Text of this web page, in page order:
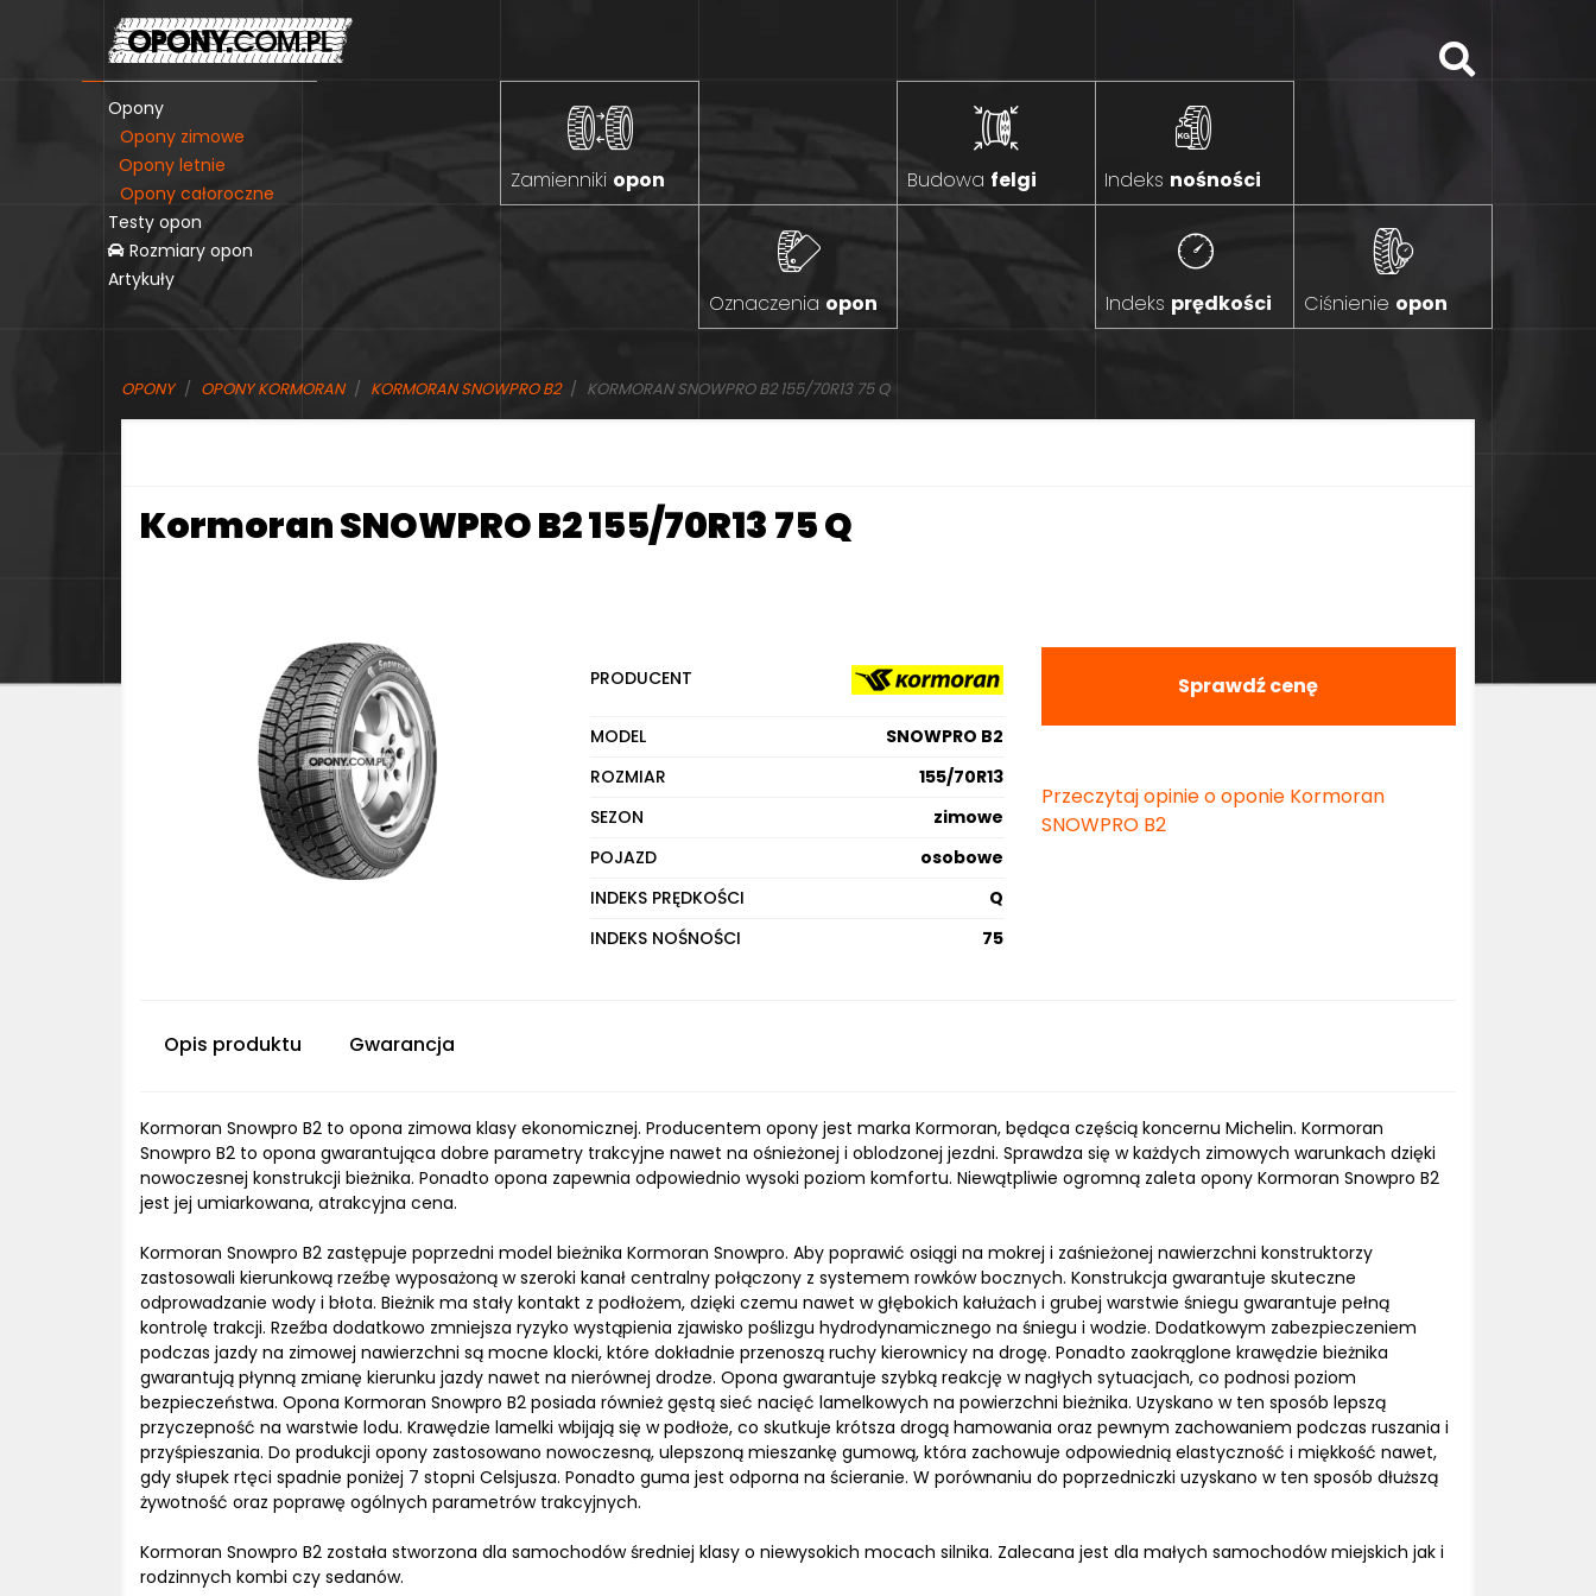
Opony
Opony zimowe
Opony letnie
Opony całoroczne
Testy opon
Rozmiary opon
Artykuły
Zamienniki opon Budowa felgi Indeks nośności
Indeks prędkości Ciśnienie opon
Oznaczenia opon
OPONY OPONY KORMORAN KORMORAN SNOWPRO B2 KORMORAN SNOWPRO B2 155/70R13 75 Q
Kormoran SNOWPRO B2 155/70R13 75 Q
PRODUCENT
MODEL
SNOWPRO B2
ROZMIAR
155/70R13
SEZON
zimowe
POJAZD
osobowe
INDEKS PRĘDKOŚCI
Q
INDEKS NOŚNOŚCI
75
Sprawdź cenę
Przeczytaj opinie o oponie Kormoran
SNOWPRO B2
Opis produktu Gwarancja
Kormoran Snowpro B2 to opona zimowa klasy ekonomicznej. Producentem opony jest marka Kormoran, będąca częścią koncernu Michelin. Kormoran
Snowpro B2 to opona gwarantująca dobre parametry trakcyjne nawet na ośnieżonej i oblodzonej jezdni. Sprawdza się w każdych zimowych warunkach dzięki
nowoczesnej konstrukcji bieżnika. Ponadto opona zapewnia odpowiednio wysoki poziom komfortu. Niewątpliwie ogromną zaleta opony Kormoran Snowpro B2
jest jej umiarkowana, atrakcyjna cena.
Kormoran Snowpro B2 zastępuje poprzedni model bieżnika Kormoran Snowpro. Aby poprawić osiągi na mokrej i zaśnieżonej nawierzchni konstruktorzy
zastosowali kierunkową rzeźbę wyposażoną w szeroki kanał centralny połączony z systemem rowków bocznych. Konstrukcja gwarantuje skuteczne
odprowadzanie wody i błota. Bieżnik ma stały kontakt z podłożem, dzięki czemu nawet w głębokich kałużach i grubej warstwie śniegu gwarantuje pełną
kontrolę trakcji. Rzeźba dodatkowo zmniejsza ryzyko wystąpienia zjawisko poślizgu hydrodynamicznego na śniegu i wodzie. Dodatkowym zabezpieczeniem
podczas jazdy na zimowej nawierzchni są mocne klocki, które dokładnie przenoszą ruchy kierownicy na drogę. Ponadto zaokrąglone krawędzie bieżnika
gwarantują płynną zmianę kierunku jazdy nawet na nierównej drodze. Opona gwarantuje szybką reakcję w nagłych sytuacjach, co podnosi poziom
bezpieczeństwa. Opona Kormoran Snowpro B2 posiada również gęstą sieć nacięć lamelkowych na powierzchni bieżnika. Uzyskano w ten sposób lepszą
przyczepność na warstwie lodu. Krawędzie lamelki wbijają się w podłoże, co skutkuje krótsza drogą hamowania oraz pewnym zachowaniem podczas ruszania i
przyśpieszania. Do produkcji opony zastosowano nowoczesną, ulepszoną mieszankę gumową, która zachowuje odpowiednią elastyczność i miękkość nawet,
gdy słupek rtęci spadnie poniżej 7 stopni Celsjusza. Ponadto guma jest odporna na ścieranie. W porównaniu do poprzedniczki uzyskano w ten sposób dłuższą
żywotność oraz poprawę ogólnych parametrów trakcyjnych.
Kormoran Snowpro B2 została stworzona dla samochodów średniej klasy o niewysokich mocach silnika. Zalecana jest dla małych samochodów miejskich jak i
rodzinnych kombi czy sedanów.